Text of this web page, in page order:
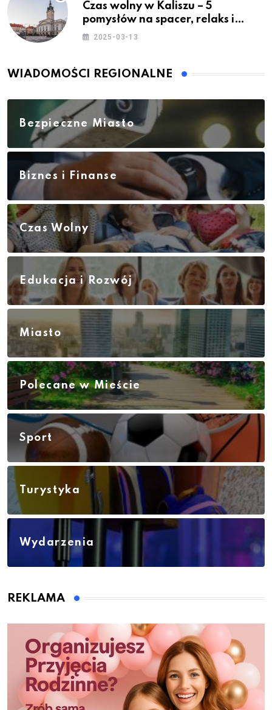
Czas wolny w Kaliszu – 5
pomysłów na spacer, relaks i
rodzinne atrakcje
2025-03-13
WIADOMOŚCI REGIONALNE
Bezpieczne Miasto
Biznes i Finanse
Czas Wolny
Edukacja i Rozwój
Miasto
Polecane w Mieście
Sport
Turystyka
Wydarzenia
REKLAMA